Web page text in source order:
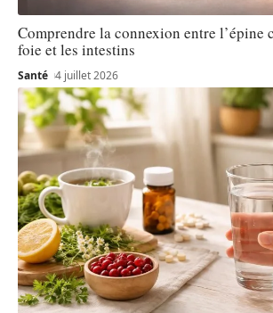
Comprendre la connexion entre l’épine
foie et les intestins
Santé 4 juillet 2026